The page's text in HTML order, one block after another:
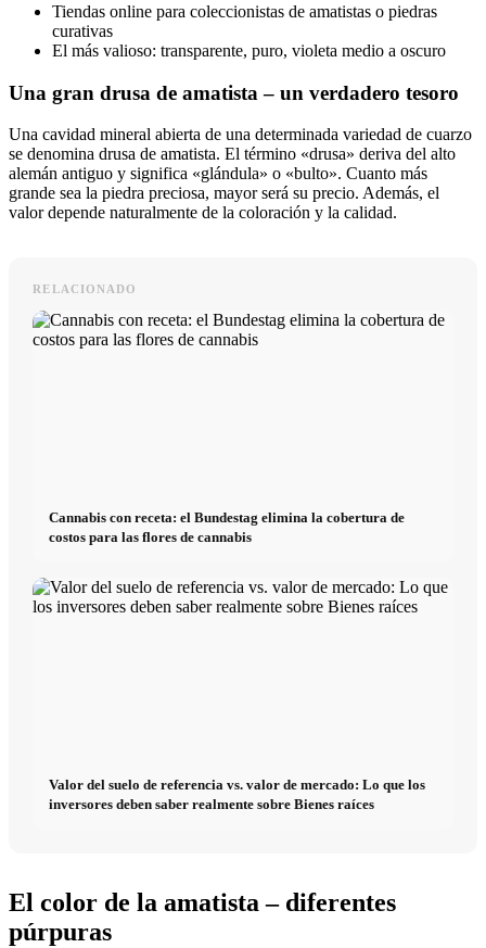
Tiendas online para coleccionistas de amatistas o piedras
curativas
El más valioso: transparente, puro, violeta medio a oscuro
Una gran drusa de amatista – un verdadero tesoro
Una cavidad mineral abierta de una determinada variedad de cuarzo
se denomina drusa de amatista. El término «drusa» deriva del alto
alemán antiguo y significa «glándula» o «bulto». Cuanto más
grande sea la piedra preciosa, mayor será su precio. Además, el
valor depende naturalmente de la coloración y la calidad.
RELACIONADO
Cannabis con receta: el Bundestag elimina la cobertura de
costos para las flores de cannabis
Valor del suelo de referencia vs. valor de mercado: Lo que los
inversores deben saber realmente sobre Bienes raíces
El color de la amatista – diferentes
púrpuras